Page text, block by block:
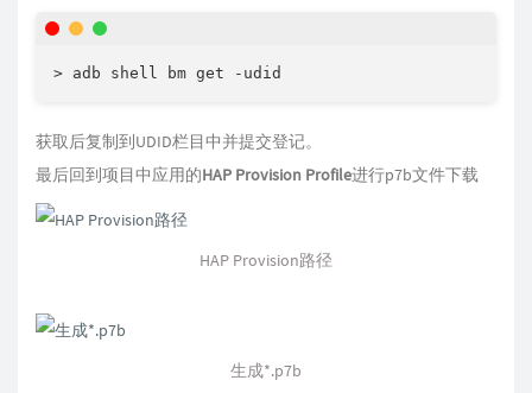
> adb shell bm get -udid
获取后复制到UDID栏目中并提交登记。
最后回到项目中应用的HAP Provision Profile进行p7b文件下载
HAP Provision路径
生成*.p7b